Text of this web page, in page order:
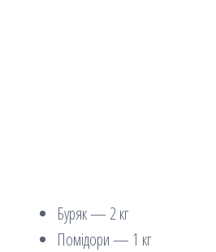
Буряк — 2 кг
Помідори — 1 кг